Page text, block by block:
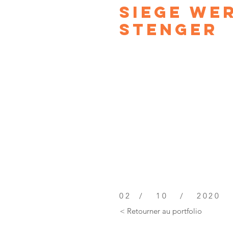
SIEGE
STENGER
02 / 10 / 2020
< Retourner au portfolio